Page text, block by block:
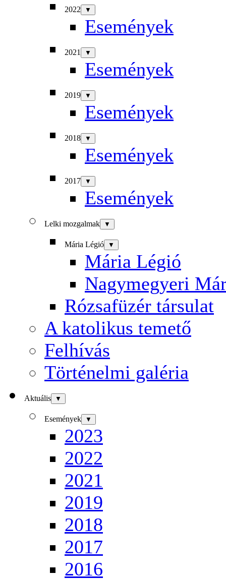
2022 ▼
Események
2021 ▼
Események
2019 ▼
Események
2018 ▼
Események
2017 ▼
Események
Lelki mozgalmak ▼
Mária Légió ▼
Mária Légió
Nagymegyeri
Rózsafüzér társulat
A katolikus temető
Felhívás
Történelmi galéria
Aktuális ▼
Események ▼
2023
2022
2021
2019
2018
2017
2016